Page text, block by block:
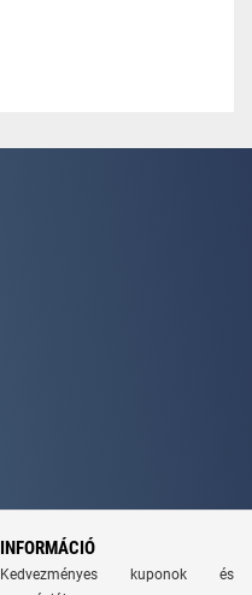
INFORMÁCIÓ
Kedvezményes kuponok és